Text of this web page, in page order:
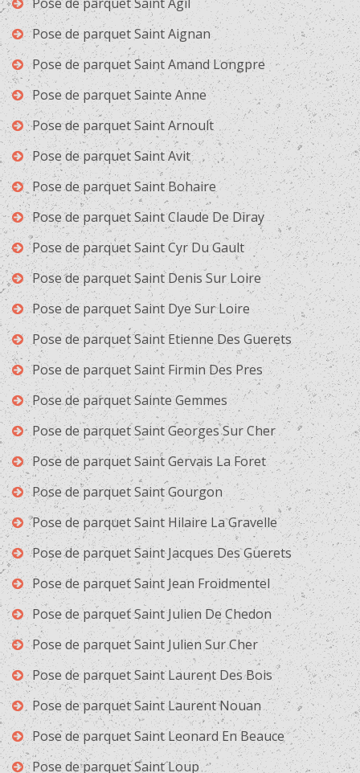
Pose de parquet Saint Aignan
Pose de parquet Saint Amand Longpre
Pose de parquet Sainte Anne
Pose de parquet Saint Arnoult
Pose de parquet Saint Avit
Pose de parquet Saint Bohaire
Pose de parquet Saint Claude De Diray
Pose de parquet Saint Cyr Du Gault
Pose de parquet Saint Denis Sur Loire
Pose de parquet Saint Dye Sur Loire
Pose de parquet Saint Etienne Des Guerets
Pose de parquet Saint Firmin Des Pres
Pose de parquet Sainte Gemmes
Pose de parquet Saint Georges Sur Cher
Pose de parquet Saint Gervais La Foret
Pose de parquet Saint Gourgon
Pose de parquet Saint Hilaire La Gravelle
Pose de parquet Saint Jacques Des Guerets
Pose de parquet Saint Jean Froidmentel
Pose de parquet Saint Julien De Chedon
Pose de parquet Saint Julien Sur Cher
Pose de parquet Saint Laurent Des Bois
Pose de parquet Saint Laurent Nouan
Pose de parquet Saint Leonard En Beauce
Pose de parquet Saint Loup